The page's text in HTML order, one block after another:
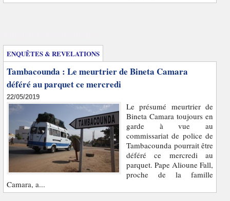
ENQUÊTES & REVELATIONS
Tambacounda : Le meurtrier de Bineta Camara
déféré au parquet ce mercredi
22/05/2019
Le présumé meurtrier de
Bineta Camara toujours en
garde à vue au
commissariat de police de
Tambacounda pourrait être
déféré ce mercredi au
parquet. Pape Alioune Fall,
proche de la famille
Camara, a...